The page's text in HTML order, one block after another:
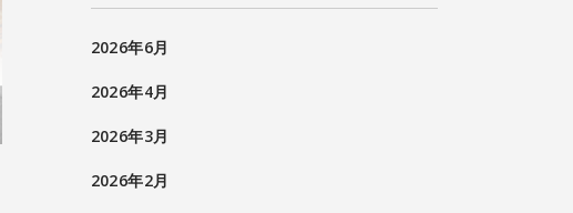
2026年6月
2026年4月
2026年3月
2026年2月